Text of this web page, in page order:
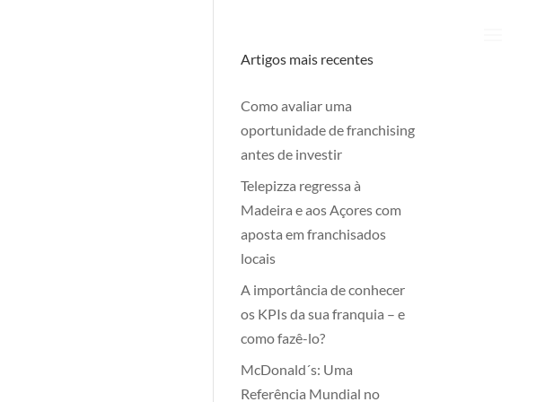
Artigos mais recentes
Como avaliar uma
oportunidade de franchising
antes de investir
Telepizza regressa à
Madeira e aos Açores com
aposta em franchisados
locais
A importância de conhecer
os KPIs da sua franquia – e
como fazê-lo?
McDonald´s: Uma
Referência Mundial no